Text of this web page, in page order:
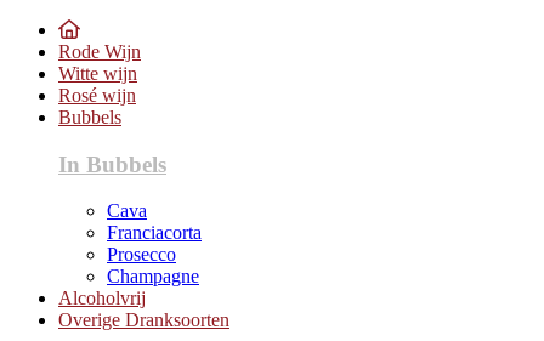
Rode Wijn
Witte wijn
Rosé wijn
Bubbels
In Bubbels
Cava
Franciacorta
Prosecco
Champagne
Alcoholvrij
Overige Dranksoorten